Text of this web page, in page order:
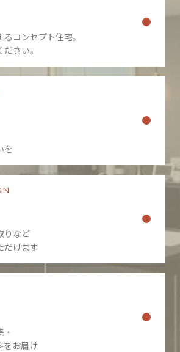
コンセプト住宅。
さい。
を
りなど
だけます
をお届け